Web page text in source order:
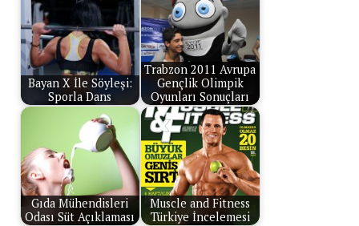
Bayan X İle Söyleşi:
Sporla Dans
Trabzon 2011 Avrupa
Gençlik Olimpik
Oyunları Sonuçları
Gıda Mühendisleri
Odası Süt Açıklaması
Muscle and Fitness
Türkiye İncelemesi